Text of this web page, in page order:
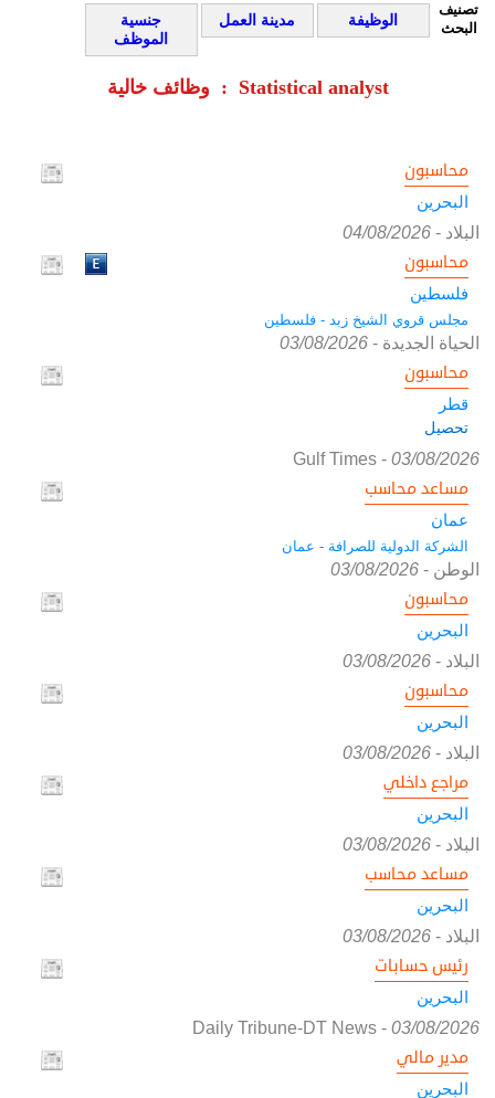
تصنيف
البحث
الوظيفة مدينة العمل
جنسية
الموظف
وظائف خالية : Statistical analyst
محاسبون
البحرين
البلاد -
04/08/2026
محاسبون
فلسطين
مجلس قروي الشيخ زبد - فلسطين
الحياة الجديدة -
03/08/2026
محاسبون
قطر
تحصيل
Gulf Times- 03/08/2026
مساعد محاسب
عمان
الشركة الدولية للصرافة - عمان
الوطن -
03/08/2026
محاسبون
البحرين
البلاد -
03/08/2026
محاسبون
البحرين
البلاد -
03/08/2026
مراجع داخلي
البحرين
البلاد -
03/08/2026
مساعد محاسب
البحرين
البلاد -
03/08/2026
رئيس حسابات
البحرين
Daily Tribune-DT News- 03/08/2026
مدير مالي
البحرين